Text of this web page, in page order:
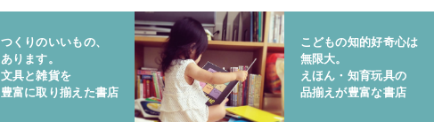
つくりのいいもの、
あります。
文具と雑貨を
豊富に取り揃えた書店
こどもの知的好奇心は
無限大。
えほん・知育玩具の
品揃えが豊富な書店